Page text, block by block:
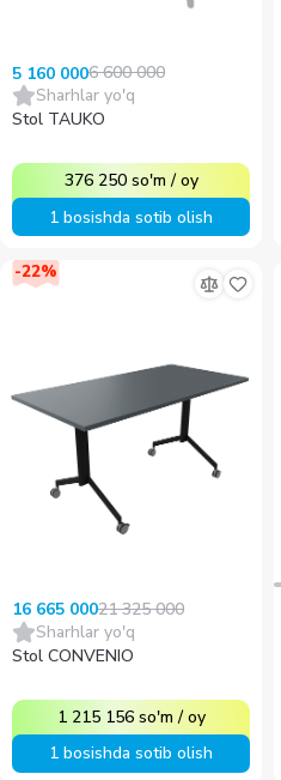
5 160 0006 600 000
Sharhlar yo'q
Stol TAUKO
376 250 so'm /oy
1 bosishda sotib olish
-22%
16 665 00021 325 000
Sharhlar yo'q
Stol CONVENIO
1 215 156 so'm /oy
1 bosishda sotib olish